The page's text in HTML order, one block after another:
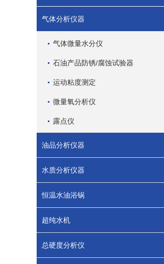
气体分析仪器
气体微量水分仪
石油产品防锈/腐蚀试验器
运动粘度测定
微量氧分析仪
露点仪
油品分析仪器
水质分析仪器
恒温水油浴锅
超纯水机
总硬度分析仪